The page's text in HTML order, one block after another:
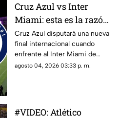
(NSW) y el Sutherland District
Athletics Club, quienes
solicitaron respeto y
privacidad para la familia
durante este momento.
Cruz Azul vs Inter
Miami: esta es la razón
por la que la
Campeones Cup 2026
se jugará en Estados
Unidos
Cruz Azul disputará una nueva
final internacional cuando
enfrente al Inter Miami de
Lionel Messi en la Campeones
jugará en Estados Unidos y no
agosto 04, 2026 03:33 p. m.
#VIDEO: Atlético